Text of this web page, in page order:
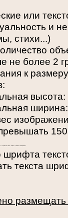
или
и
стихи...)
не более 2
к
высота:
ширина:
шрифта
текста
размещать